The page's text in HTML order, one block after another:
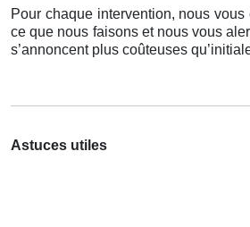
Pour chaque intervention, nous
ce que nous faisons et nous vous
s’annoncent plus coûteuses
Astuces utiles